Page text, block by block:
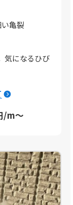
亀裂
気になるひび
/m〜